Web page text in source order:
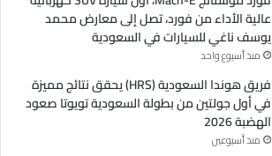
عالية الأداء من فورد، تصل إلى معارض محمد
يوسف ناغي للسيارات في السعودية
منذ أسبوع واحد
فريق هوندا السعودية (HRS) يحقق نتائج مميزة
في أول جولتين من بطولة السعودية تويوتا صعود
الهضبة 2026
منذ أسبوعين